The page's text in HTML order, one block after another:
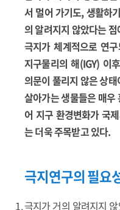
서 멀어 가기도, 생활하
의 알려지지 않았다는
극지가 체계적으로 연
지구물리의 해(IGY) 이
의문이 풀리지 않은 상
살아가는 생물들은 매우
어 지구 환경변화가 국
는 더욱 주목받고 있다.
극지연구의 필요
극지가 거의 알려지지